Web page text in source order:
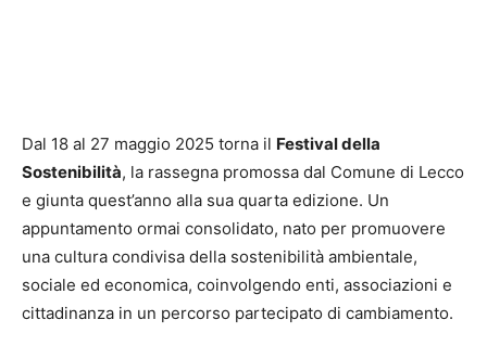
Dal 18 al 27 maggio 2025 torna il Festival della
Sostenibilità, la rassegna promossa dal Comune di Lecco
e giunta quest’anno alla sua quarta edizione. Un
appuntamento ormai consolidato, nato per promuovere
una cultura condivisa della sostenibilità ambientale,
sociale ed economica, coinvolgendo enti, associazioni e
cittadinanza in un percorso partecipato di cambiamento.